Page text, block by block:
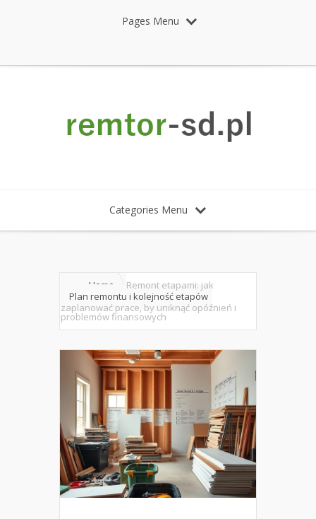
Pages Menu
Categories Menu
Home
Plan remontu i kolejność etapów
Remont etapami: jak
zaplanować prace, by uniknąć opóźnień i
problemów finansowych